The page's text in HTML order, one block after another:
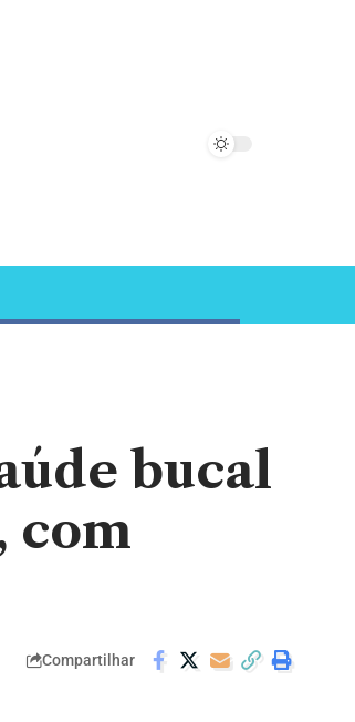
bucal
com
Compartilhar